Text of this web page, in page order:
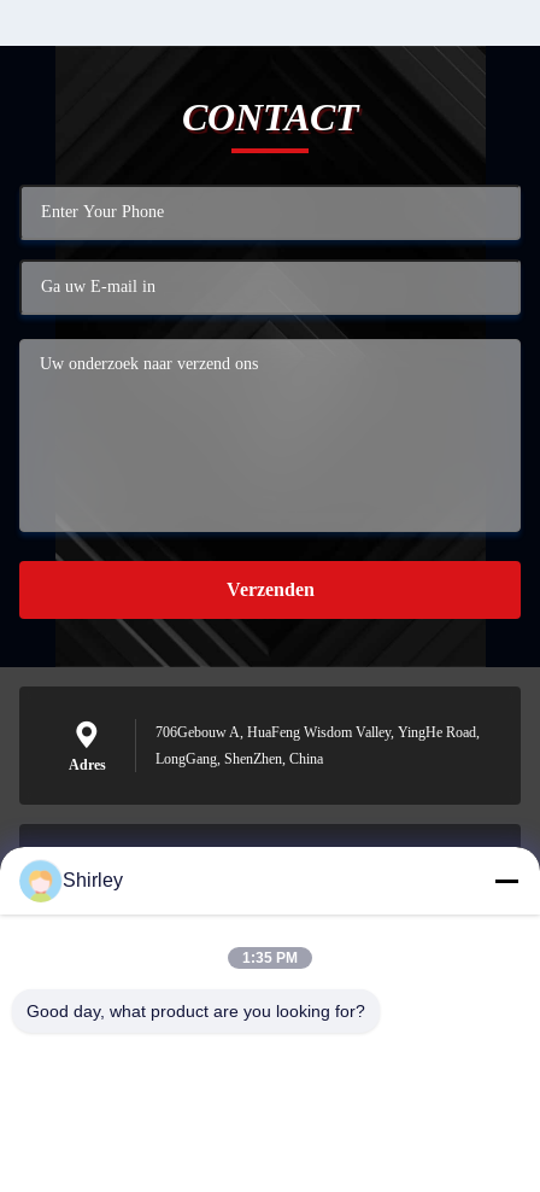
CONTACT
Verzenden
Adres
706Gebouw A, HuaFeng Wisdom Valley, YingHe Road,
LongGang, ShenZhen, China
0086-18148506772
Shirley
1:35 PM
Good day, what product are you looking for?